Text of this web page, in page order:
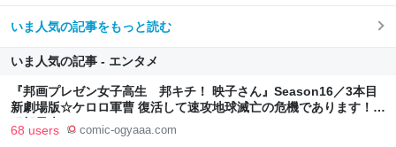
いま人気の記事をもっと読む
いま人気の記事 - エンタメ
『邦画プレゼン女子高生 邦キチ！ 映子さん』Season16／3本目
新劇場版☆ケロロ軍曹 復活して速攻地球滅亡の危機であります！ -
服部昇大 | COMIC OGYAAA!!
68 users comic-ogyaaa.com